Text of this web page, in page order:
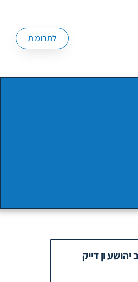
לתרומות
ון דייק